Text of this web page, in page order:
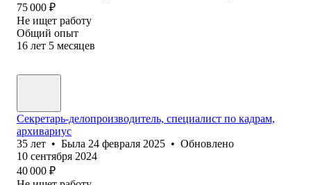
75 000 ₽
Не ищет работу
Общий опыт
16 лет 5 месяцев
Секретарь-делопроизводитель, специалист по кадрам,
архивариус
35 лет • Была 24 февраля 2025 • Обновлено
10 сентября 2024
40 000 ₽